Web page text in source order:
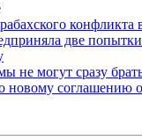
две
не могут сразу
новому соглашению